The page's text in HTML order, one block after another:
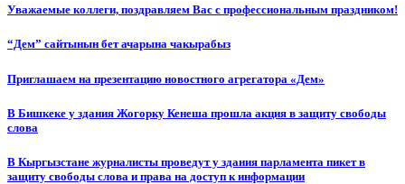
Уважаемые коллеги, поздравляем Вас с профессиональным праздником!
“Дем” сайтынын бет ачарына чакырабыз
Приглашаем на презентацию новостного агрегатора «Дем»
В Бишкеке у здания Жогорку Кенеша прошла акция в защиту свободы
слова
В Кыргызстане журналисты проведут у здания парламента пикет в
защиту свободы слова и права на доступ к информации